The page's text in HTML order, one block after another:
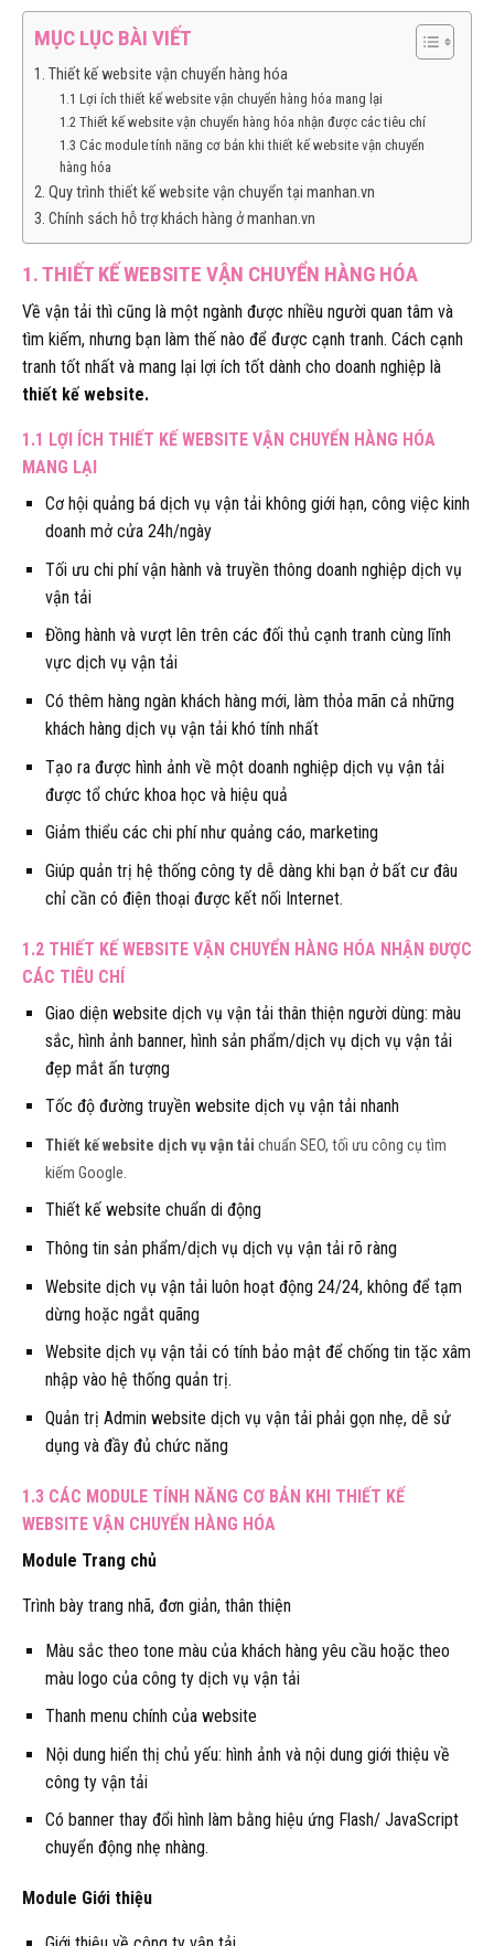
MỤC LỤC BÀI VIẾT
1. Thiết kế website vận chuyển hàng hóa
1.1 Lợi ích thiết kế website vận chuyển hàng hóa mang lại
1.2 Thiết kế website vận chuyển hàng hóa nhận được các tiêu chí
1.3 Các module tính năng cơ bản khi thiết kế website vận chuyển
hàng hóa
2. Quy trình thiết kế website vận chuyển tại manhan.vn
3. Chính sách hỗ trợ khách hàng ở manhan.vn
1. THIẾT KẾ WEBSITE VẬN CHUYỂN HÀNG HÓA
Về vận tải thì cũng là một ngành được nhiều người quan tâm và
tìm kiếm, nhưng bạn làm thế nào để được cạnh tranh. Cách cạnh
tranh tốt nhất và mang lại lợi ích tốt dành cho doanh nghiệp là
thiết kế website.
1.1 LỢI ÍCH THIẾT KẾ WEBSITE VẬN CHUYỂN HÀNG HÓA
MANG LẠI
Cơ hội quảng bá dịch vụ vận tải không giới hạn, công việc kinh
doanh mở cửa 24h/ngày
Tối ưu chi phí vận hành và truyền thông doanh nghiệp dịch vụ
vận tải
Đồng hành và vượt lên trên các đối thủ cạnh tranh cùng lĩnh
vực dịch vụ vận tải
Có thêm hàng ngàn khách hàng mới, làm thỏa mãn cả những
khách hàng dịch vụ vận tải khó tính nhất
Tạo ra được hình ảnh về một doanh nghiệp dịch vụ vận tải
được tổ chức khoa học và hiệu quả
Giảm thiểu các chi phí như quảng cáo, marketing
Giúp quản trị hệ thống công ty dễ dàng khi bạn ở bất cư đâu
chỉ cần có điện thoại được kết nối Internet.
1.2 THIẾT KẾ WEBSITE VẬN CHUYỂN HÀNG HÓA NHẬN ĐƯỢC
CÁC TIÊU CHÍ
Giao diện website dịch vụ vận tải thân thiện người dùng: màu
sắc, hình ảnh banner, hình sản phẩm/dịch vụ dịch vụ vận tải
đẹp mắt ấn tượng
Tốc độ đường truyền website dịch vụ vận tải nhanh
Thiết kế website dịch vụ vận tải chuẩn SEO, tối ưu công cụ tìm
kiếm Google.
Thiết kế website chuẩn di động
Thông tin sản phẩm/dịch vụ dịch vụ vận tải rõ ràng
Website dịch vụ vận tải luôn hoạt động 24/24, không để tạm
dừng hoặc ngắt quãng
Website dịch vụ vận tải có tính bảo mật để chống tin tặc xâm
nhập vào hệ thống quản trị.
Quản trị Admin website dịch vụ vận tải phải gọn nhẹ, dễ sử
dụng và đầy đủ chức năng
1.3 CÁC MODULE TÍNH NĂNG CƠ BẢN KHI THIẾT KẾ
WEBSITE VẬN CHUYỂN HÀNG HÓA
Module Trang chủ
Trình bày trang nhã, đơn giản, thân thiện
Màu sắc theo tone màu của khách hàng yêu cầu hoặc theo
màu logo của công ty dịch vụ vận tải
Thanh menu chính của website
Nội dung hiển thị chủ yếu: hình ảnh và nội dung giới thiệu về
công ty vận tải
Có banner thay đổi hình làm bằng hiệu ứng Flash/ JavaScript
chuyển động nhẹ nhàng.
Module Giới thiệu